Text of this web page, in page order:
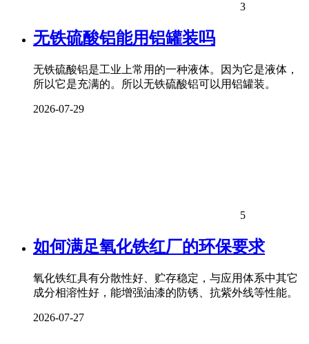
3
无铁硫酸铝能用铝罐装吗
无铁硫酸铝是工业上常用的一种液体。因为它是液体，
所以它是充满的。所以无铁硫酸铝可以用铝罐装。
2026-07-29
5
如何满足氧化铁红厂的环保要求
氧化铁红具有分散性好、贮存稳定，与应用体系中其它
成分相溶性好，能增强油漆的防锈、抗紫外线等性能。
2026-07-27